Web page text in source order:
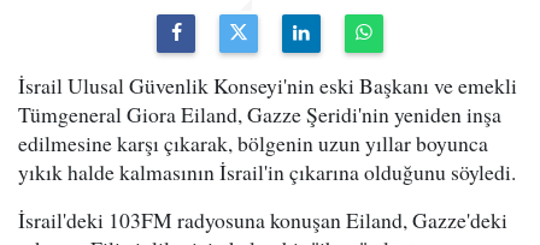
İsrail Ulusal Güvenlik Konseyi'nin eski Başkanı ve emekli
Tümgeneral Giora Eiland, Gazze Şeridi'nin yeniden inşa
edilmesine karşı çıkarak, bölgenin uzun yıllar boyunca
yıkık halde kalmasının İsrail'in çıkarına olduğunu söyledi.
İsrail'deki 103FM radyosuna konuşan Eiland, Gazze'deki